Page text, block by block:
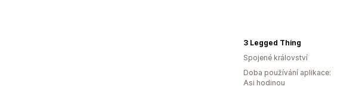
3 Legged Thing
Spojené království
Doba používání aplikace:
Asi hodinou